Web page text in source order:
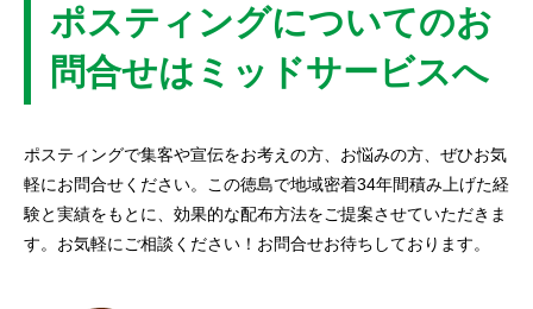
ポスティングについてのお
問合せはミッドサービスへ
ポスティングで集客や宣伝をお考えの方、お悩みの方、ぜひお気
軽にお問合せください。この徳島で地域密着34年間積み上げた経
験と実績をもとに、効果的な配布方法をご提案させていただきま
す。お気軽にご相談ください！お問合せお待ちしております。